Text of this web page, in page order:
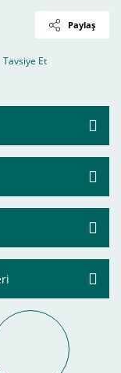
Paylaş
Tavsiye Et